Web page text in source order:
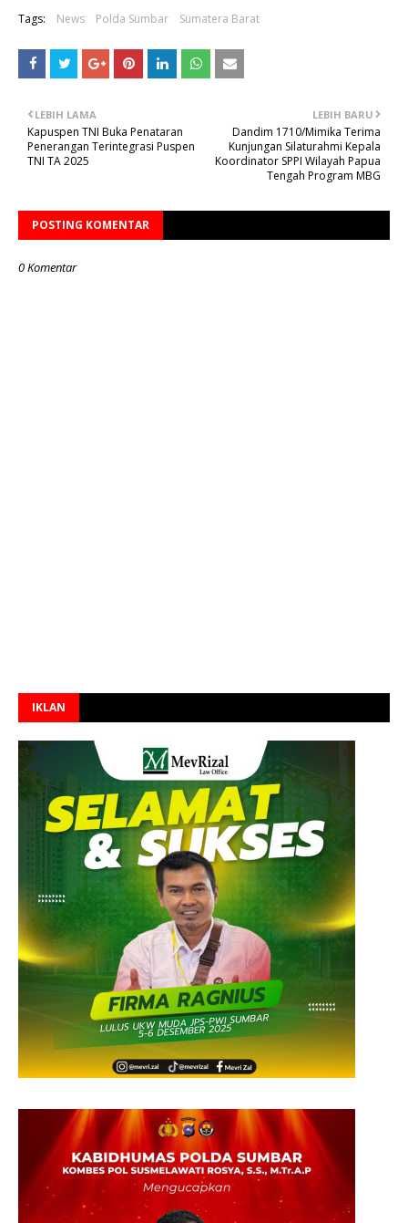
Tags: News Polda Sumbar Sumatera Barat
LEBIH BARU
Dandim 1710/Mimika Terima
Kunjungan Silaturahmi Kepala
Koordinator SPPI Wilayah Papua
Tengah Program MBG
LEBIH LAMA
Kapuspen TNI Buka Penataran
Penerangan Terintegrasi Puspen
TNI TA 2025
POSTING KOMENTAR
0 Komentar
IKLAN